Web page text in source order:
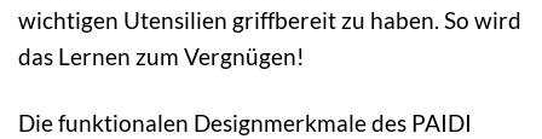
wichtigen Utensilien griffbereit zu haben. So wird
das Lernen zum Vergnügen!
Die funktionalen Designmerkmale des PAIDI